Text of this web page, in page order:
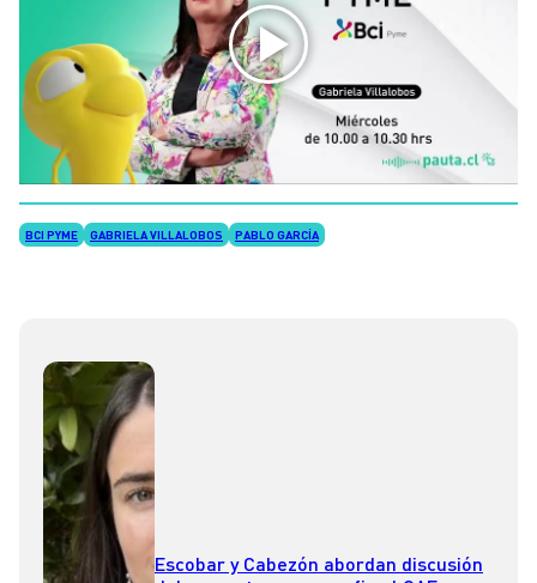
BCI PYME GABRIELA VILLALOBOS PABLO GARCÍA
Escobar y Cabezón abordan discusión